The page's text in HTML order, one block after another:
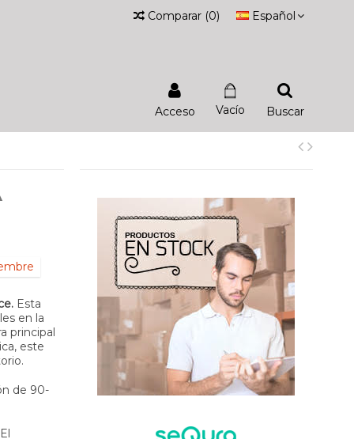
Español
Comparar (0)
Buscar
Vacío
Acceso
Esta
en la
principal
este
de 90-